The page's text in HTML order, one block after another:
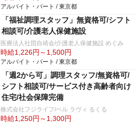
アルバイト・パート / 東京都
「福祉調理スタッフ」無資格可/シフト
相談可/介護老人保健施設
医療法人社団自靖会/介護老人保健施設 めぐみ
時給1,226円～1,500円
アルバイト・パート / 東京都
「週2から可」調理スタッフ/無資格可/
シフト相談可/サービス付き高齢者向け
住宅/社会保障完備
株式会社フジライフ/ベル ラヴィ るくる
時給1,250円～1,300円